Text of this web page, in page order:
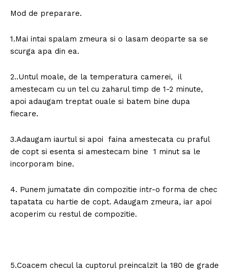
Mod de preparare.
1.Mai intai spalam zmeura si o lasam deoparte sa se
scurga apa din ea.
2..Untul moale, de la temperatura camerei, il
amestecam cu un tel cu zaharul timp de 1-2 minute,
apoi adaugam treptat ouale si batem bine dupa
fiecare.
3.Adaugam iaurtul si apoi faina amestecata cu praful
de copt si esenta si amestecam bine 1 minut sa le
incorporam bine.
4. Punem jumatate din compozitie intr-o forma de chec
tapatata cu hartie de copt. Adaugam zmeura, iar apoi
acoperim cu restul de compozitie.
5.Coacem checul la cuptorul preincalzit la 180 de grade